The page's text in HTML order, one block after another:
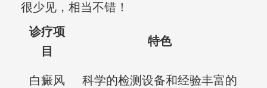
很少见，相当不错！
诊疗项
目
特色
白癜风
科学的检测设备和经验丰富的